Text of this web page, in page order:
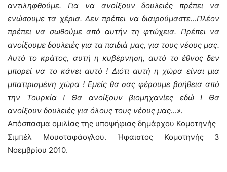
αντιληφθούμε. Για να ανοίξουν δουλειές πρέπει να
ενώσουμε τα χέρια. Δεν πρέπει να διαιρούμαστε…Πλέον
πρέπει να σωθούμε από αυτήν τη φτώχεια. Πρέπει να
ανοίξουμε δουλειές για τα παιδιά μας, για τους νέους μας.
Αυτό το κράτος, αυτή η κυβέρνηση, αυτό το έθνος δεν
μπορεί να το κάνει αυτό ! Διότι αυτή η χώρα είναι μια
μπατιρισμένη χώρα ! Εμείς θα σας φέρουμε βοήθεια από
την Τουρκία ! Θα ανοίξουν βιομηχανίες εδώ ! Θα
ανοίξουν δουλειές για όλους τους νέους μας…».
Απόσπασμα ομιλίας της υποψήφιας δημάρχου Κομοτηνής
Σιμπέλ Μουσταφάογλου. Ήφαιστος Κομοτηνής 3
Νοεμβρίου 2010.